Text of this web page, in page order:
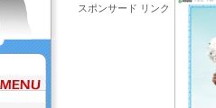
スポンサード リンク